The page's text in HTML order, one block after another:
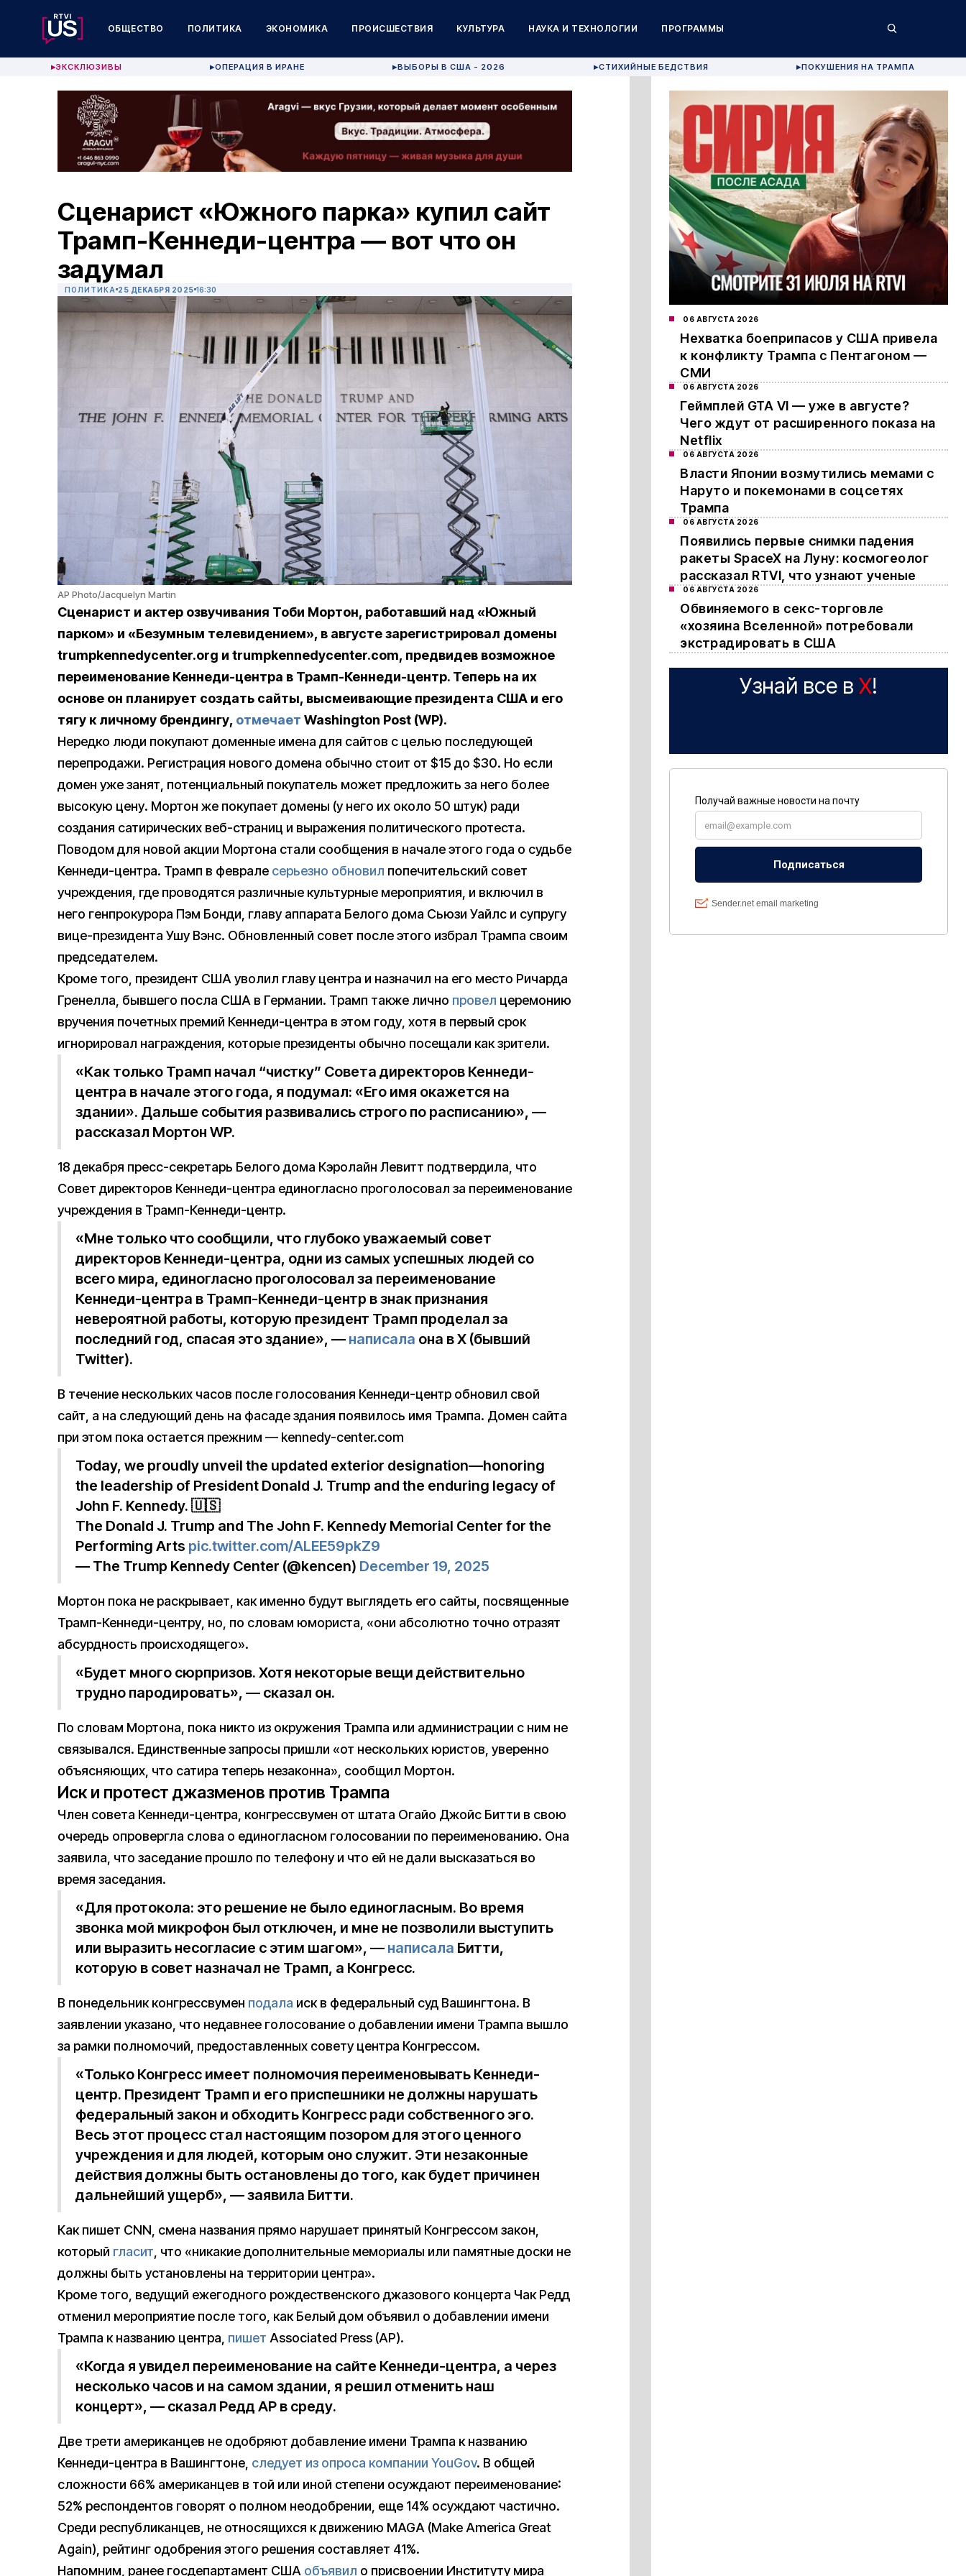
ОБЩЕСТВО ПОЛИТИКА ЭКОНОМИКА ПРОИСШЕСТВИЯ КУЛЬТУРА НАУКА И ТЕХНОЛОГИИ ПРОГРАММЫ
▶ЭКСКЛЮЗИВЫ ▶ОПЕРАЦИЯ В ИРАНЕ ▶ВЫБОРЫ В США - 2026 ▶СТИХИЙНЫЕ БЕДСТВИЯ ▶ПОКУШЕНИЯ НА ТРАМПА
Сценарист «Южного парка» купил сайт
Трамп-Кеннеди-центра — вот что он
задумал
ПОЛИТИКА 25 ДЕКАБРЯ 2025 16:30
AP Photo/Jacquelyn Martin
Сценарист и актер озвучивания Тоби Мортон, работавший над «Южный
парком» и «Безумным телевидением», в августе зарегистрировал домены
trumpkennedycenter.org и trumpkennedycenter.com, предвидев возможное
переименование Кеннеди-центра в Трамп-Кеннеди-центр. Теперь на их
основе он планирует создать сайты, высмеивающие президента США и его
тягу к личному брендингу, отмечает Washington Post (WP).
Нередко люди покупают доменные имена для сайтов с целью последующей
перепродажи. Регистрация нового домена обычно стоит от $15 до $30. Но если
домен уже занят, потенциальный покупатель может предложить за него более
высокую цену. Мортон же покупает домены (у него их около 50 штук) ради
создания сатирических веб-страниц и выражения политического протеста.
Поводом для новой акции Мортона стали сообщения в начале этого года о судьбе
Кеннеди-центра. Трамп в феврале серьезно обновил попечительский совет
учреждения, где проводятся различные культурные мероприятия, и включил в
него генпрокурора Пэм Бонди, главу аппарата Белого дома Сьюзи Уайлс и супругу
вице-президента Ушу Вэнс. Обновленный совет после этого избрал Трампа своим
председателем.
Кроме того, президент США уволил главу центра и назначил на его место Ричарда
Гренелла, бывшего посла США в Германии. Трамп также лично провел церемонию
вручения почетных премий Кеннеди-центра в этом году, хотя в первый срок
игнорировал награждения, которые президенты обычно посещали как зрители.
«Как только Трамп начал “чистку” Совета директоров Кеннеди-
центра в начале этого года, я подумал: «Его имя окажется на
здании». Дальше события развивались строго по расписанию», —
рассказал Мортон WP.
18 декабря пресс-секретарь Белого дома Кэролайн Левитт подтвердила, что
Совет директоров Кеннеди-центра единогласно проголосовал за переименование
учреждения в Трамп-Кеннеди-центр.
«Мне только что сообщили, что глубоко уважаемый совет
директоров Кеннеди-центра, одни из самых успешных людей со
всего мира, единогласно проголосовал за переименование
Кеннеди-центра в Трамп-Кеннеди-центр в знак признания
невероятной работы, которую президент Трамп проделал за
последний год, спасая это здание», — написала она в X (бывший
Twitter).
В течение нескольких часов после голосования Кеннеди-центр обновил свой
сайт, а на следующий день на фасаде здания появилось имя Трампа. Домен сайта
при этом пока остается прежним — kennedy-center.com
Today, we proudly unveil the updated exterior designation—honoring
the leadership of President Donald J. Trump and the enduring legacy of
John F. Kennedy. 🇺🇸
The Donald J. Trump and The John F. Kennedy Memorial Center for the
Performing Arts pic.twitter.com/ALEE59pkZ9
— The Trump Kennedy Center (@kencen) December 19, 2025
Мортон пока не раскрывает, как именно будут выглядеть его сайты, посвященные
Трамп-Кеннеди-центру, но, по словам юмориста, «они абсолютно точно отразят
абсурдность происходящего».
«Будет много сюрпризов. Хотя некоторые вещи действительно
трудно пародировать», — сказал он.
По словам Мортона, пока никто из окружения Трампа или администрации с ним не
связывался. Единственные запросы пришли «от нескольких юристов, уверенно
объясняющих, что сатира теперь незаконна», сообщил Мортон.
Иск и протест джазменов против Трампа
Член совета Кеннеди-центра, конгрессвумен от штата Огайо Джойс Битти в свою
очередь опровергла слова о единогласном голосовании по переименованию. Она
заявила, что заседание прошло по телефону и что ей не дали высказаться во
время заседания.
«Для протокола: это решение не было единогласным. Во время
звонка мой микрофон был отключен, и мне не позволили выступить
или выразить несогласие с этим шагом», — написала Битти,
которую в совет назначал не Трамп, а Конгресс.
В понедельник конгрессвумен подала иск в федеральный суд Вашингтона. В
заявлении указано, что недавнее голосование о добавлении имени Трампа вышло
за рамки полномочий, предоставленных совету центра Конгрессом.
«Только Конгресс имеет полномочия переименовывать Кеннеди-
центр. Президент Трамп и его приспешники не должны нарушать
федеральный закон и обходить Конгресс ради собственного эго.
Весь этот процесс стал настоящим позором для этого ценного
учреждения и для людей, которым оно служит. Эти незаконные
действия должны быть остановлены до того, как будет причинен
дальнейший ущерб», — заявила Битти.
Как пишет CNN, смена названия прямо нарушает принятый Конгрессом закон,
который гласит, что «никакие дополнительные мемориалы или памятные доски не
должны быть установлены на территории центра».
Кроме того, ведущий ежегодного рождественского джазового концерта Чак Редд
отменил мероприятие после того, как Белый дом объявил о добавлении имени
Трампа к названию центра, пишет Associated Press (AP).
«Когда я увидел переименование на сайте Кеннеди-центра, а через
несколько часов и на самом здании, я решил отменить наш
концерт», — сказал Редд AP в среду.
Две трети американцев не одобряют добавление имени Трампа к названию
Кеннеди-центра в Вашингтоне, следует из опроса компании YouGov. В общей
сложности 66% американцев в той или иной степени осуждают переименование:
52% респондентов говорят о полном неодобрении, еще 14% осуждают частично.
Среди республиканцев, не относящихся к движению MAGA (Make America Great
Again), рейтинг одобрения этого решения составляет 41%.
Напомним, ранее госдепартамент США объявил о присвоении Институту мира
06 АВГУСТА 2026
Нехватка боеприпасов у США привела
к конфликту Трампа с Пентагоном —
СМИ
06 АВГУСТА 2026
Геймплей GTA VI — уже в августе?
Чего ждут от расширенного показа на
Netflix
06 АВГУСТА 2026
Власти Японии возмутились мемами с
Наруто и покемонами в соцсетях
Трампа
06 АВГУСТА 2026
Появились первые снимки падения
ракеты SpaceX на Луну: космогеолог
рассказал RTVI, что узнают ученые
06 АВГУСТА 2026
Обвиняемого в секс-торговле
«хозяина Вселенной» потребовали
экстрадировать в США
Узнай все в X!